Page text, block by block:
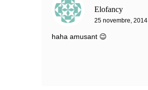
Elofancy
25 novembre, 2014
haha amusant 😉